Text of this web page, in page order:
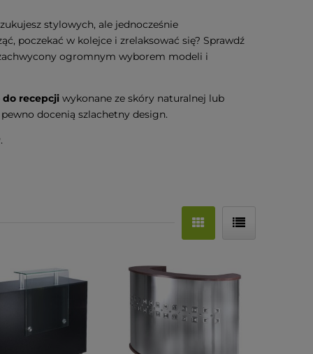
stylowych, ale jednocześnie
poczekać w kolejce i zrelaksować się? Sprawdź
ogromnym wyborem modeli i
do recepcji wykonane ze skóry naturalnej lub
docenią szlachetny design.